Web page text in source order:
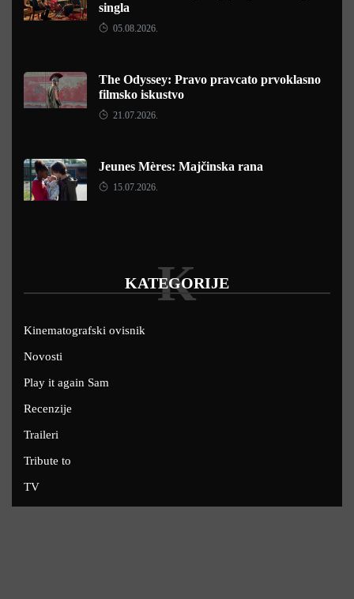
singla
05.08.2026.
The Odyssey: Pravo pravcato prvoklasno
filmsko iskustvo
21.07.2026.
Jeunes Mères: Majčinska rana
15.07.2026.
KATEGORIJE
K
Kinematografski ovisnik
Novosti
Play it again Sam
Recenzije
Traileri
Tribute to
TV